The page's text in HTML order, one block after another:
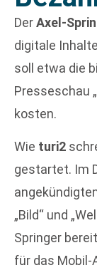
DerAxel-
digitale
soll etwa die
Presseschau
kosten.
Wie turi2
gestartet. Im
„Bild“ und
Springer
für das Mobil-